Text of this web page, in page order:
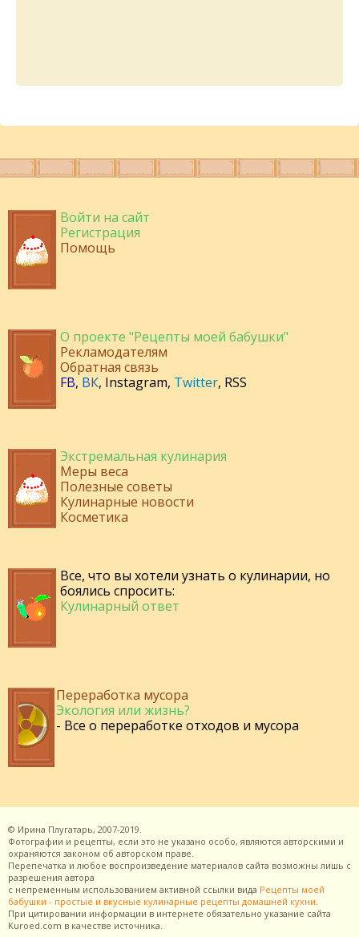
Войти на сайт
Регистрация
Помощь
О проекте "Рецепты моей бабушки"
Рекламодателям
Обратная связь
FB, ВК, Instagram, Twitter, RSS
Экстремальная кулинария
Меры веса
Полезные советы
Кулинарные новости
Косметика
Все, что вы хотели узнать о кулинарии, но
боялись спросить:
Кулинарный ответ
Переработка мусора
Экология или жизнь?
- Все о переработке отходов и мусора
© Ирина Плугатарь, 2007-2019.
Фотографии и рецепты, если это не указано особо, являются авторскими и
охраняются законом об авторском праве.
Перепечатка и любое воспроизведение материалов сайта возможны лишь с
разрешения автора
с непременным использованием активной ссылки вида Рецепты моей
бабушки - простые и вкусные кулинарные рецепты домашней кухни
При цитировании информации в интернете обязательно указание сайта
Kuroed.com в качестве источника.